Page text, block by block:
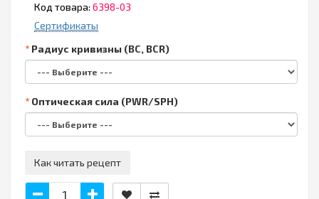
Код товара: 6398-03
Сертификаты
Радиус кривизны (BC, BCR)
Оптическая сила (PWR/SPH)
Как читать рецепт